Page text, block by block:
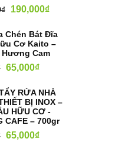
₫ 190,000₫
Chén Bát Đĩa
Cơ Kaito –
Hương Cam
65,000₫
RỬA NHÀ
BỊ INOX –
HỮU CƠ -
CAFE – 700gr
65,000₫